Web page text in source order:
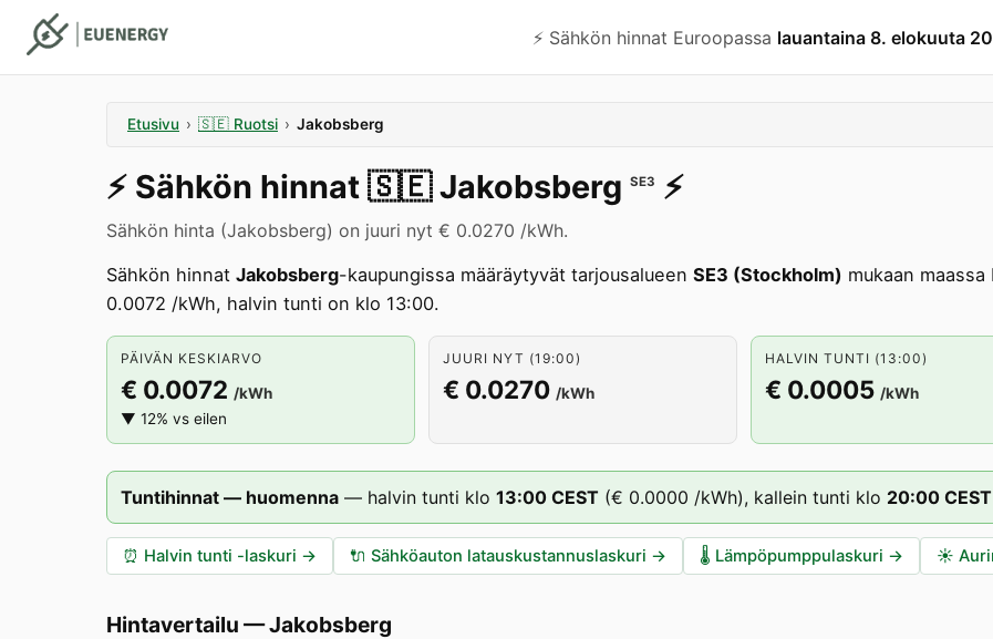
⚡️ Sähkön hinnat Euroopassa lauantaina 8. elokuuta
Etusivu › 🇸🇪 Ruotsi › Jakobsberg
⚡️ Sähkön hinnat 🇸🇪 Jakobsberg SE3 ⚡️
Sähkön hinta (Jakobsberg) on juuri nyt € 0.0270 /kWh.
Sähkön hinnat Jakobsberg-kaupungissa määräytyvät tarjousalueen SE3 (Stockholm) mukaan
0.0072 /kWh, halvin tunti on klo 13:00.
PÄIVÄN KESKIARVO
€ 0.0072 /kWh
▼ 12% vs eilen
JUURI NYT (19:00)
€ 0.0270 /kWh
HALVIN TUNTI (13:00)
€ 0.0005 /kWh
Tuntihinnat — huomenna — halvin tunti klo 13:00 CEST (€ 0.0000 /kWh), kallein tunti klo 20:00 CEST
⏰ Halvin tunti -laskuri → 🔌 Sähköauton latauskustannuslaskuri → 🌡️ Lämpöpumppulaskuri → ☀️
Hintavertailu —Jakobsberg